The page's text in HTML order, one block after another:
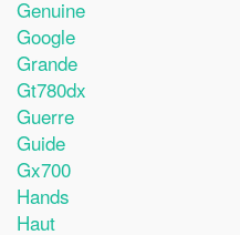
Genuine
Google
Grande
Gt780dx
Guerre
Guide
Gx700
Hands
Haut